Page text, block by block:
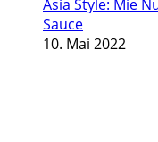
Asia Style: Mie
Sauce
10. Mai 2022